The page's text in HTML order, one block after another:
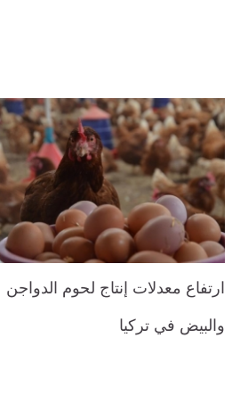
ارتفاع معدلات إنتاج لحوم الدواجن
والبيض في تركيا